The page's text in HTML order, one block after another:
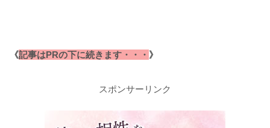
《記事はPRの下に続きます・・・ 》
スポンサーリンク